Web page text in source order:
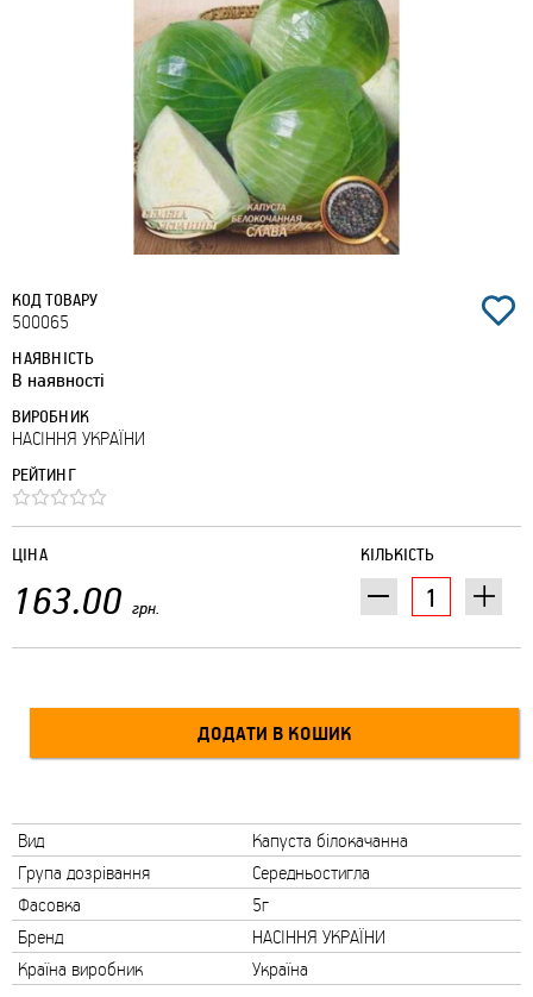
КОД ТОВАРУ
500065
НАЯВНІСТЬ
В наявності
ВИРОБНИК
НАСІННЯ УКРАЇНИ
РЕЙТИНГ
КІЛЬКІСТЬ
ЦІНА
163.00 грн.
Вид
Капуста білокачанна
Група дозрівання
Середньостигла
Фасовка
5г
Бренд
НАСІННЯ УКРАЇНИ
Країна виробник
Україна